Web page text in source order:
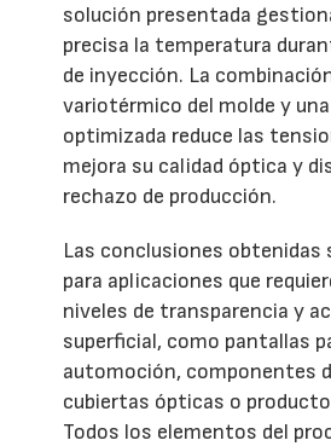
solución presentada
precisa la temperatura
de inyección. La
variotérmico del molde y
optimizada reduce las
mejora su calidad óptica y
rechazo de producción.
Las conclusiones obtenidas
para aplicaciones que
niveles de transparencia y
superficial, como pantallas
automoción, componentes
cubiertas ópticas o
Todos los elementos del